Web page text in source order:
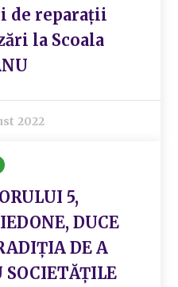
de reparații
la Scoala
2022
5,
DUCE
DE A
SOCIETĂȚILE